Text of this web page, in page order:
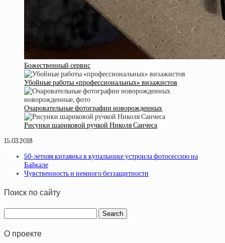
Божественный сервис
Убойные работы «профессиональных» визажистов
Очаровательные фотографии новорожденных
Рисунки шариковой ручкой Николя Санчеса
15.03.2018
50-летняя китаянка в купальнике устроила фотосессию на
Байкале
Чувственность и немного беззащитности
Поиск по сайту
О проекте